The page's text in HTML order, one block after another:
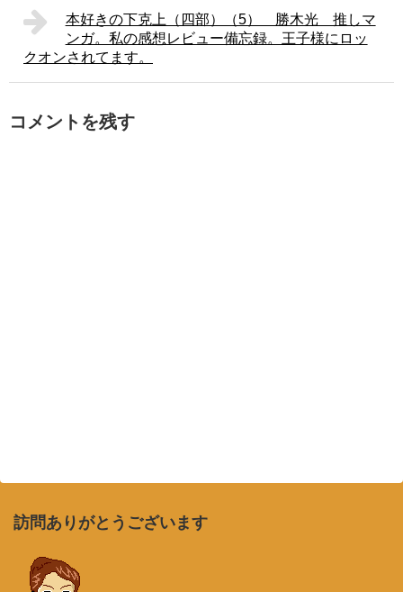
本好きの下克上（四部）（5） 勝木光 推しマ
ンガ。私の感想レビュー備忘録。王子様にロッ
クオンされてます。
コメントを残す
訪問ありがとうございます